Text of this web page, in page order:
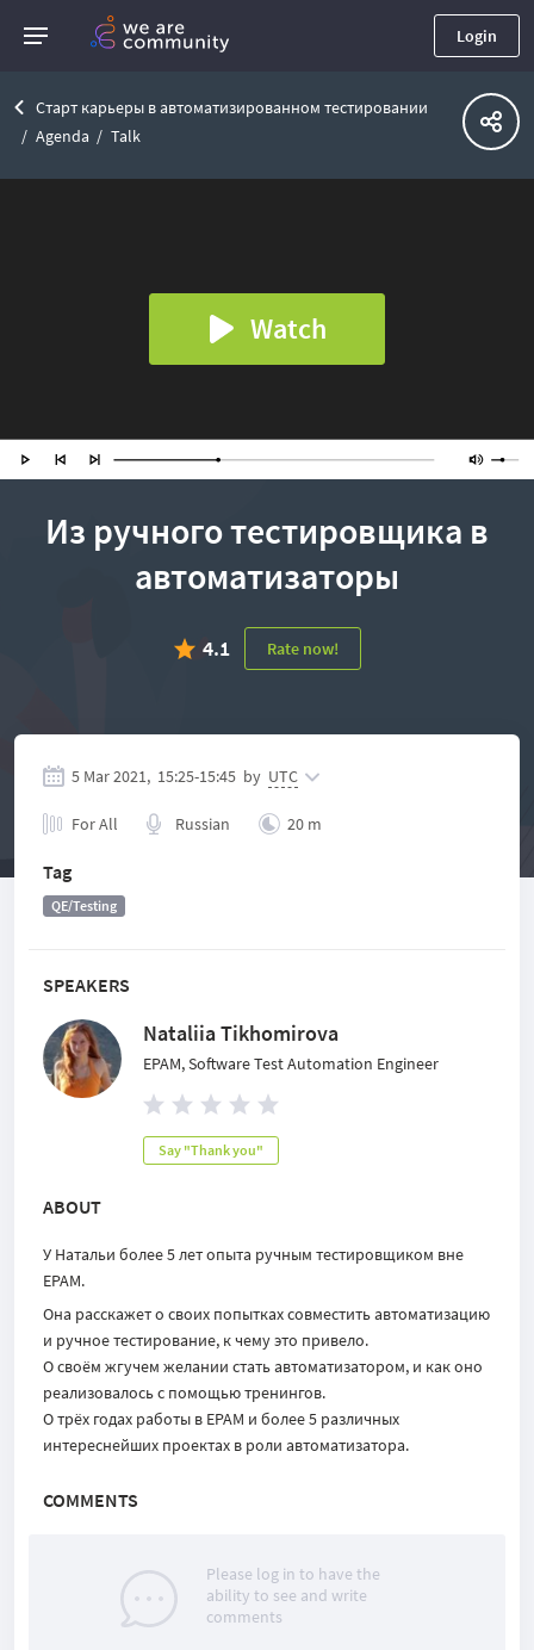
Login
Старт карьеры в автоматизированном тестировании
Agenda
Talk
Watch
Из ручного тестировщика в
автоматизаторы
4.1 Rate now!
SPEAKERS
Nataliia Tikhomirova
EPAM, Software Test Automation Engineer
Say "Thank you"
ABOUT
У Натальи более 5 лет опыта ручным тестировщиком вне
EPAM.
Она расскажет о своих попытках совместить автоматизацию
и ручное тестирование, к чему это привело.
О своём жгучем желании стать автоматизатором, и как оно
реализовалось с помощью тренингов.
О трёх годах работы в EPAM и более 5 различных
интереснейших проектах в роли автоматизатора.
COMMENTS
Please log in to have the
ability to see and write
comments
5 Mar 2021, 15:25-15:45 by UTC
For All Russian 20 m
Tag
QE/Testing